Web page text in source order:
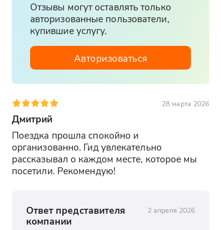
Отзывы могут оставлять только
авторизованные пользователи,
купившие услугу.
Авторизоваться
28 марта 2026
Дмитрий
Поездка прошла спокойно и
организованно. Гид увлекательно
рассказывал о каждом месте, которое мы
посетили. Рекомендую!
Ответ представителя
компании
2 апреля 2026